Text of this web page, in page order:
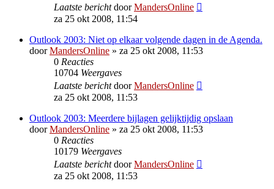
Laatste berichtdoorMandersOnline
za 25 okt 2008, 11:54
Outlook 2003: Niet op elkaar volgende dagen in de Agenda.
doorMandersOnline » za 25 okt 2008, 11:53
0 Reacties
10704 Weergaves
Laatste berichtdoorMandersOnline
za 25 okt 2008, 11:53
Outlook 2003: Meerdere bijlagen gelijktijdig opslaan
doorMandersOnline » za 25 okt 2008, 11:53
0 Reacties
10179 Weergaves
Laatste berichtdoorMandersOnline
za 25 okt 2008, 11:53